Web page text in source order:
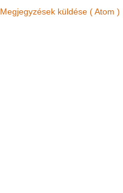
Megjegyzések küldése ( Atom )